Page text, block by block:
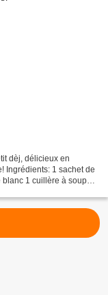
dèj, délicieux en
Ingrédients: 1 sachet de
blanc 1 cuillère à soupe